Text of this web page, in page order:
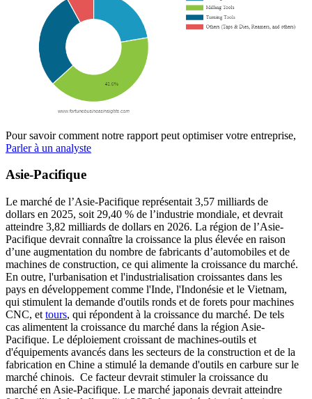
Pour savoir comment notre rapport peut optimiser votre entreprise,
Parler à un analyste
Asie-Pacifique
Le marché de l’Asie-Pacifique représentait 3,57 milliards de
dollars en 2025, soit 29,40 % de l’industrie mondiale, et devrait
atteindre 3,82 milliards de dollars en 2026. La région de l’Asie-
Pacifique devrait connaître la croissance la plus élevée en raison
d’une augmentation du nombre de fabricants d’automobiles et de
machines de construction, ce qui alimente la croissance du marché.
En outre, l'urbanisation et l'industrialisation croissantes dans les
pays en développement comme l'Inde, l'Indonésie et le Vietnam,
qui stimulent la demande d'outils ronds et de forets pour machines
CNC, et tours, qui répondent à la croissance du marché. De tels
cas alimentent la croissance du marché dans la région Asie-
Pacifique. Le déploiement croissant de machines-outils et
d'équipements avancés dans les secteurs de la construction et de la
fabrication en Chine a stimulé la demande d'outils en carbure sur le
marché chinois. Ce facteur devrait stimuler la croissance du
marché en Asie-Pacifique. Le marché japonais devrait atteindre